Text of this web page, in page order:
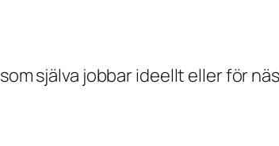
själva jobbar ideellt eller för